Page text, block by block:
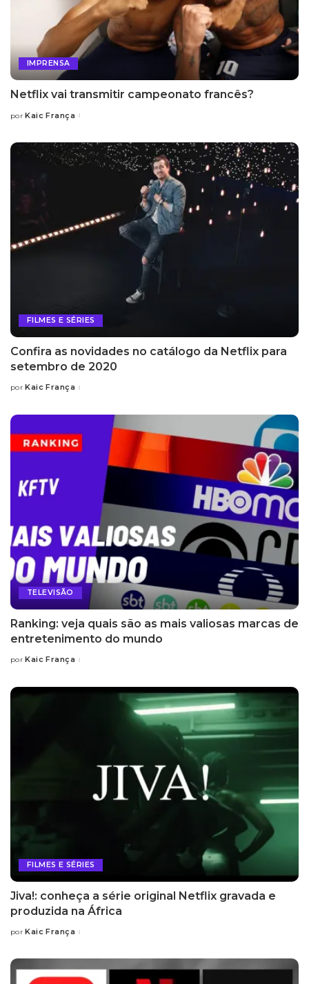
IMPRENSA
Netflix vai transmitir campeonato francês?
Posted
por Kaic França
FILMES E SÉRIES
Confira as novidades no catálogo da Netflix para
setembro de 2020
Posted
por Kaic França
TELEVISÃO
Ranking: veja quais são as mais valiosas marcas de
entretenimento do mundo
Posted
por Kaic França
FILMES E SÉRIES
Jiva!: conheça a série original Netflix gravada e
produzida na África
Posted
por Kaic França